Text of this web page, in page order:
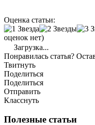
Оценка статьи:
оценок нет)
Загрузка...
Понравилась статья?
Твитнуть
Поделиться
Поделиться
Отправить
Класснуть
Полезные статьи